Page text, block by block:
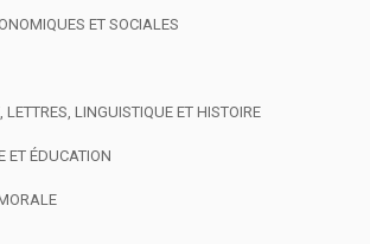
ET SOCIALES
LETTRES, LINGUISTIQUE ET HISTOIRE
ET ÉDUCATION